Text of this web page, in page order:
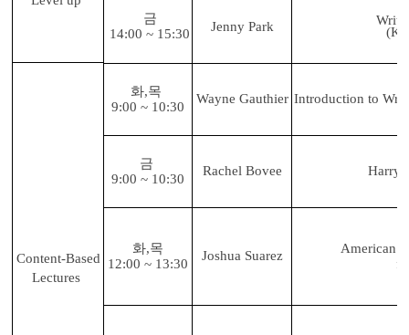
금
14:00 ~ 15:30
Jenny Park
Content-Based
Lectures
화,목
9:00 ~ 10:30
Wayne Gauthier Introduction to
금
9:00 ~ 10:30
Rachel Bovee Harry
화,목
12:00 ~ 13:30
Joshua Suarez
American